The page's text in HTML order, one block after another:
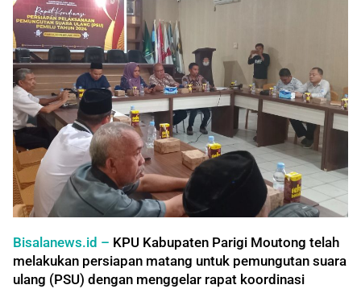
Bisalanews.id – KPU Kabupaten Parigi Moutong telah
melakukan persiapan matang untuk pemungutan suara
ulang (PSU) dengan menggelar rapat koordinasi